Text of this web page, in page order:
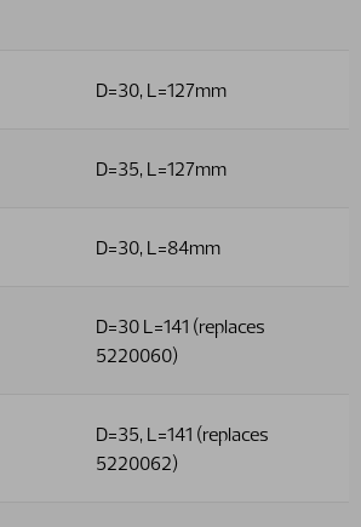
D=30, L=127mm
D=35, L=127mm
D=30, L=84mm
D=30 L=141 (replaces
5220060)
D=35, L=141 (replaces
5220062)